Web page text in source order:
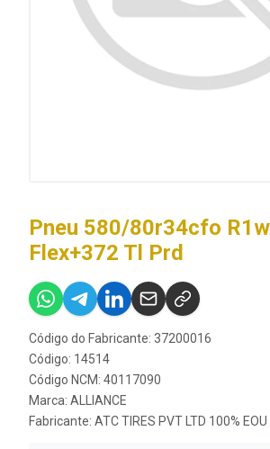
Pneu 580/80r34cfo
Flex+372 Tl Prd
Código do Fabricante: 37200016
Código: 14514
Código NCM: 40117090
Marca: ALLIANCE
Fabricante: ATC TIRES PVT LTD 100%